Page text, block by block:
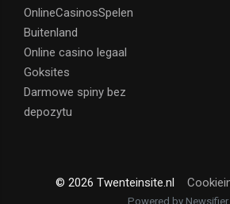
OnlineCasinosSpelen
Buitenland
Online casino legaal
Goksites
Darmowe spiny bez
depozytu
© 2026 Twenteinsite.nl
Powered by Newsifier